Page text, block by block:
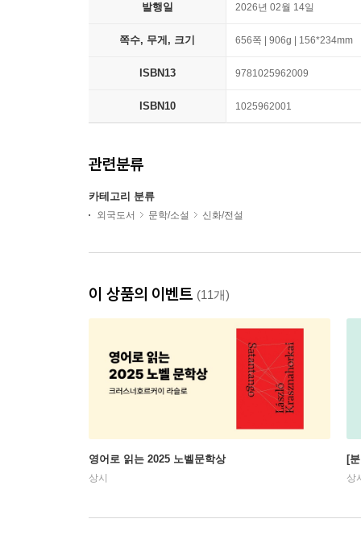
발행일 2026년 02월 14일
쪽수, 무게, 크기 656쪽 | 906g | 156*234mm
ISBN13 9781025962009
ISBN10 1025962001
관련분류
카테고리 분류
외국도서 문학/소설 신화/전설
이 상품의 이벤트 (11개)
영어로 읽는 2025 노벨문학상
상시
[
상